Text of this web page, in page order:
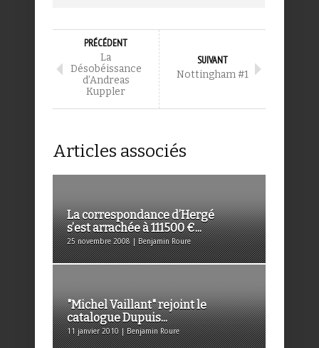
PRÉCÉDENT
La
Désobéissance
d’Andreas
Kuppler
SUIVANT
Nottingham #1
Articles associés
La correspondance d’Hergé
s’est arrachée à 111500 €...
25 novembre 2008 | Benjamin Roure
"Michel Vaillant" rejoint le
catalogue Dupuis...
11 janvier 2010 | Benjamin Roure